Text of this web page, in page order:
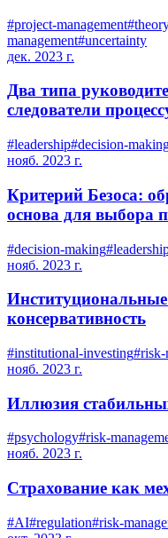
#project-management#
management#uncertainty
дек. 2023 г.
Два типа
следователи
#leadership#decision-
нояб. 2023 г.
Критерий Безоса:
основа для выбора
#decision-making#
нояб. 2023 г.
консервативность
#institutional-investing#risk-
нояб. 2023 г.
Иллюзия
#psychology#risk-
нояб. 2023 г.
Страхование как
#AI#regulation#risk-